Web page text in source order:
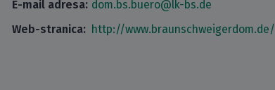
E-mail adresa: dom.bs.buero@lk-bs.de
Web-stranica: http://www.braunschweigerdom.de/